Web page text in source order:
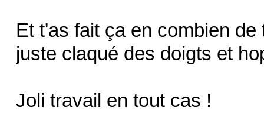
Et t'as fait ça en combien
juste claqué des doigts et
Joli travail en tout cas !